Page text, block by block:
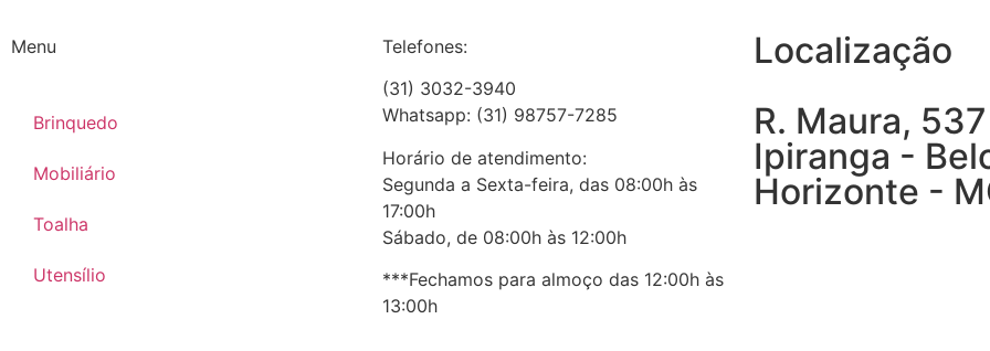
Menu
Brinquedo
Mobiliário
Toalha
Utensílio
Telefones:
(31) 3032-3940
Whatsapp: (31) 98757-7285
Horário de atendimento:
Segunda a Sexta-feira, das 08:00h às
17:00h
Sábado, de 08:00h às 12:00h
***Fechamos para almoço das 12:00h às
13:00h
Localização
R. Maura,
Ipiranga -
Horizonte -